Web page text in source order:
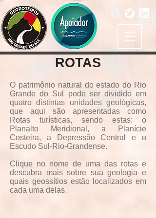
ROTAS
O patrimônio natural do estado do Rio
Grande do Sul pode ser dividido em
quatro distintas unidades geológicas,
que aqui são apresentadas como
Rotas turísticas, sendo estas: o
Planalto Meridional, a Planície
Costeira, a Depressão Central e o
Escudo Sul-Rio-Grandense.
Clique no nome de uma das rotas e
descubra mais sobre sua geologia e
quais geossítios estão localizados em
cada uma delas.